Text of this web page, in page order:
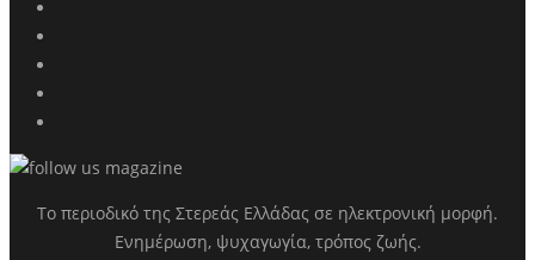
Το περιοδικό της Στερεάς Ελλάδας σε ηλεκτρονική μορφή.
Ενημέρωση, ψυχαγωγία, τρόπος ζωής.